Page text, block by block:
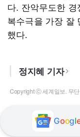
다. 잔악무도한
복수극을 가장 잘
했다.
정지혜 기자
Copyright ⓒ 세계일보. 무
Googl